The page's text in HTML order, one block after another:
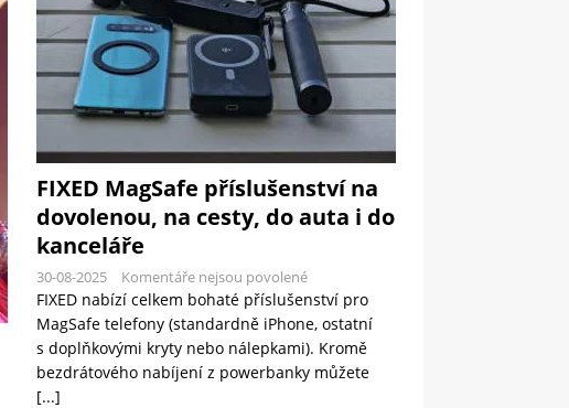
FIXED MagSafe příslušenství na
dovolenou, na cesty, do auta i do
kanceláře
30-08-2025 Komentáře nejsou povolené
FIXED nabízí celkem bohaté příslušenství pro
MagSafe telefony (standardně iPhone, ostatní
s doplňkovými kryty nebo nálepkami). Kromě
bezdrátového nabíjení z powerbanky můžete
[...]